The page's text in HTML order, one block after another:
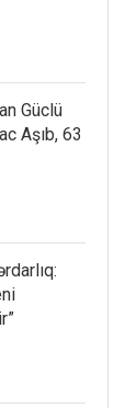
Güclü
Aşıb, 63